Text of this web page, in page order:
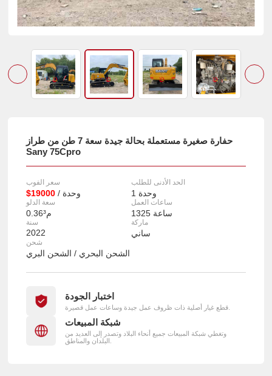
حفارة صغيرة مستعملة بحالة جيدة سعة 7 طن من طراز
Sany 75Cpro
سعر الفوب
$19000 / وحدة
الحد الأدنى للطلب
1 وحدة
سعة الدلو
0.36م³
ساعات العمل
1325 ساعة
سنة
2022
ماركة
ساني
شحن
الشحن البحري / الشحن البري
اختبار الجودة
شبكة المبيعات
وتغطي شبكة المبيعات جميع أنحاء البلاد وتصدر إلى العديد من